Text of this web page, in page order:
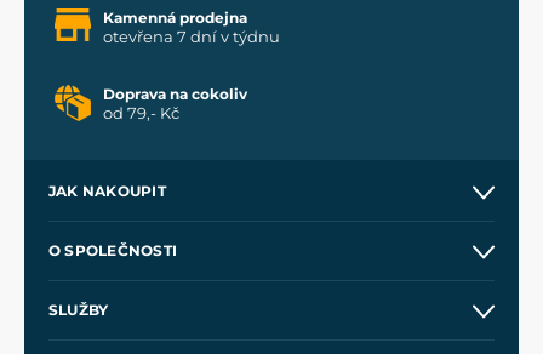
Kamenná prodejna
otevřena 7 dní v týdnu
Doprava na cokoliv
od 79,- Kč
JAK NAKOUPIT
Velkoobchod
O SPOLEČNOSTI
SLUŽBY